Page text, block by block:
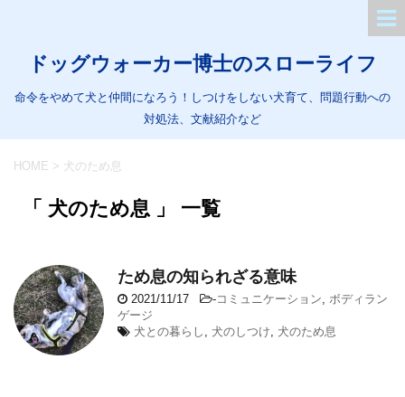
ドッグウォーカー博士のスローライフ
命令をやめて犬と仲間になろう！しつけをしない犬育て、問題行動への
対処法、文献紹介など
HOME > 犬のため息
「 犬のため息 」 一覧
ため息の知られざる意味
2021/11/17 -コミュニケーション
ボディラン
ゲージ
犬との暮らし
犬のしつけ 犬のため息